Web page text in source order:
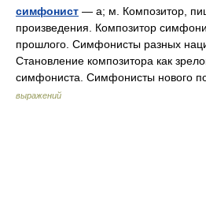
симфонист — а; м. Композитор,
произведения. Композитор
прошлого. Симфонисты разных
Становление композитора как
симфониста. Симфонисты нового
выражений